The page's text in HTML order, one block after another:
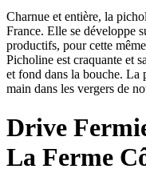
Charnue et entière, la
France. Elle se développe
productifs, pour cette
Picholine est craquante et
et fond dans la bouche. La
main dans les vergers de
Drive
La Ferme